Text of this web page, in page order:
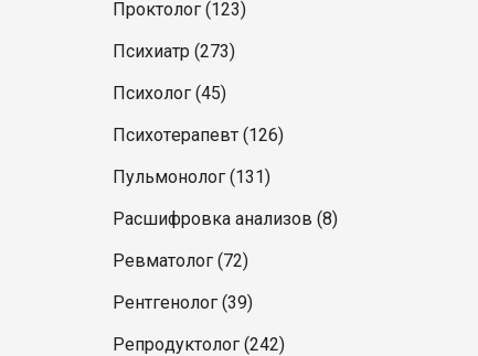
Проктолог (123)
Психиатр (273)
Психолог (45)
Психотерапевт (126)
Пульмонолог (131)
Расшифровка анализов (8)
Ревматолог (72)
Рентгенолог (39)
Репродуктолог (242)